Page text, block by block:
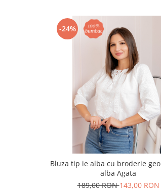
-24%
Bluza tip ie alba cu broderie
alba Agata
189,00 RON143,00 RON